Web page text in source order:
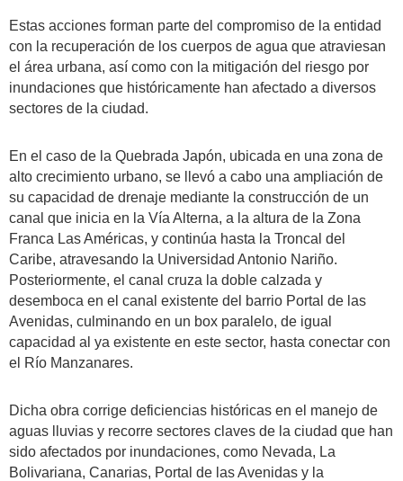
Estas acciones forman parte del compromiso de la entidad
con la recuperación de los cuerpos de agua que atraviesan
el área urbana, así como con la mitigación del riesgo por
inundaciones que históricamente han afectado a diversos
sectores de la ciudad.
En el caso de la Quebrada Japón, ubicada en una zona de
alto crecimiento urbano, se llevó a cabo una ampliación de
su capacidad de drenaje mediante la construcción de un
canal que inicia en la Vía Alterna, a la altura de la Zona
Franca Las Américas, y continúa hasta la Troncal del
Caribe, atravesando la Universidad Antonio Nariño.
Posteriormente, el canal cruza la doble calzada y
desemboca en el canal existente del barrio Portal de las
Avenidas, culminando en un box paralelo, de igual
capacidad al ya existente en este sector, hasta conectar con
el Río Manzanares.
Dicha obra corrige deficiencias históricas en el manejo de
aguas lluvias y recorre sectores claves de la ciudad que han
sido afectados por inundaciones, como Nevada, La
Bolivariana, Canarias, Portal de las Avenidas y la